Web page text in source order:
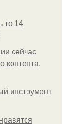
то 14
сейчас
контента,
инструмент